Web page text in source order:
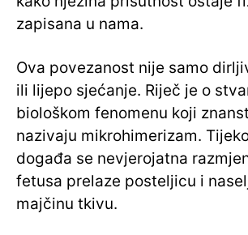
zapisana u nama.
Ova povezanost nije samo
ili lijepo sjećanje. Riječ je o
biološkom fenomenu koji
nazivaju mikrohimerizam.
događa se nevjerojatna
fetusa prelaze posteljicu i
majčinu tkivu.